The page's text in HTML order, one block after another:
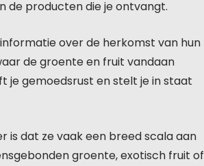
de producten die je ontvangt.
over de herkomst van hun
de groente en fruit vandaan
je gemoedsrust en stelt je in staat
is dat ze vaak een breed scala aan
groente, exotisch fruit of